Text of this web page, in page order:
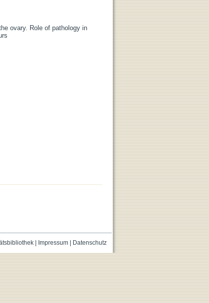
ovary. Role of pathology in
| Impressum| Datenschutz